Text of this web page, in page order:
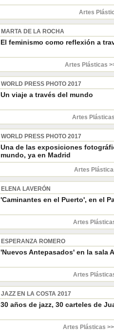
Artes
MARTA DE LA ROCHA
El feminismo como reflexión a
Artes Plásticas
WORLD PRESS PHOTO 2017
Un viaje a través del mundo
Artes
WORLD PRESS PHOTO 2017
Una de las exposiciones
mundo, ya en Madrid
Artes
ELENA LAVERÓN
'Caminantes en el Puerto', en el
Artes
ESPERANZA ROMERO
'Nuevos Antepasados' en la sala
Artes
JAZZ EN LA COSTA 2017
30 años de jazz, 30 carteles de
Artes Plásticas